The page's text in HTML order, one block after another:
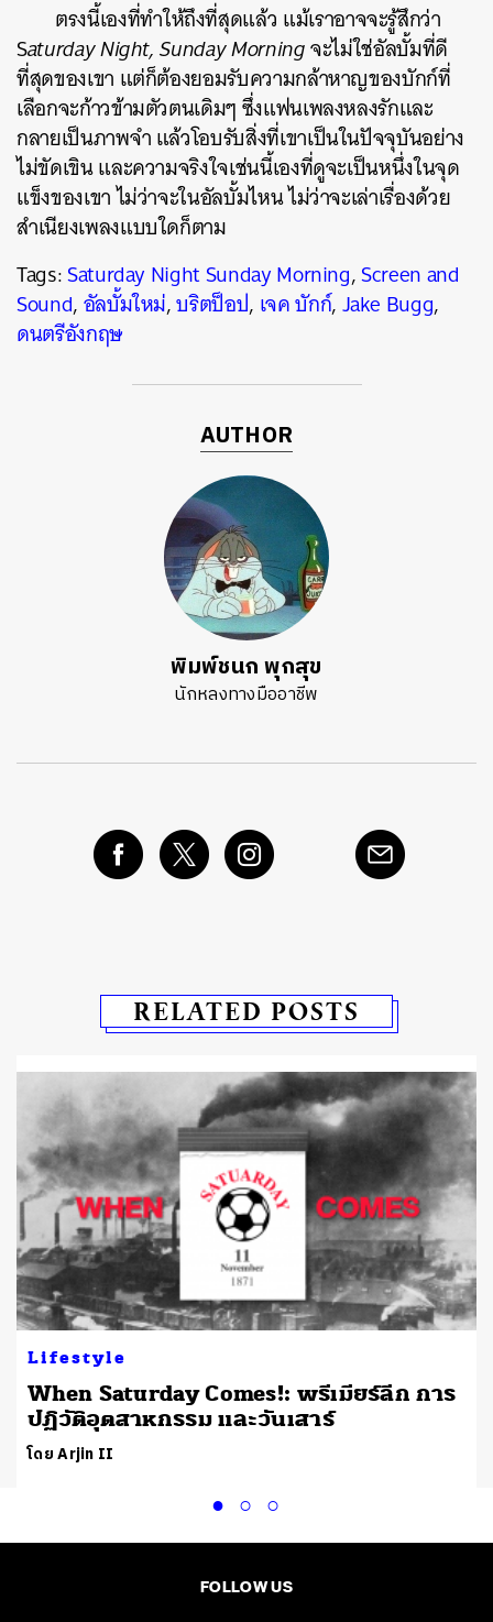
ตรงนี้เองที่ทำให้ถึงที่สุดแล้ว แม้เราอาจจะรู้สึกว่า
Saturday Night, Sunday Morningจะไม่ใช่อัลบั้มที่ดี
ที่สุดของเขา แต่ก็ต้องยอมรับความกล้าหาญของบักก์ที่
เลือกจะก้าวข้ามตัวตนเดิมๆ ซึ่งแฟนเพลงหลงรักและ
กลายเป็นภาพจำ แล้วโอบรับสิ่งที่เขาเป็นในปัจจุบันอย่าง
ไม่ขัดเขิน และความจริงใจเช่นนี้เองที่ดูจะเป็นหนึ่งในจุด
แข็งของเขา ไม่ว่าจะในอัลบั้มไหน ไม่ว่าจะเล่าเรื่องด้วย
สำเนียงเพลงแบบใดก็ตาม
Tags:Saturday Night Sunday Morning,Screen and
Sound,อัลบั้มใหม่,บริตป็อป, เจค บักก์,Jake Bugg,
ดนตรีอังกฤษ
AUTHOR
พิมพ์ชนก พุกสุข
นักหลงทางมืออาชีพ
RELATED POSTS
Lifestyle
When Saturday Comes!: พรีเมียร์ลีก การ
ปฏิวัติอุตสาหกรรม และวันเสาร์
โดย Arjin II
FOLLOW US